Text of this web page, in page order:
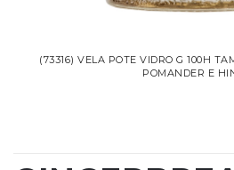
(73316) VELA POTE VIDRO G 100H
POMANDER E